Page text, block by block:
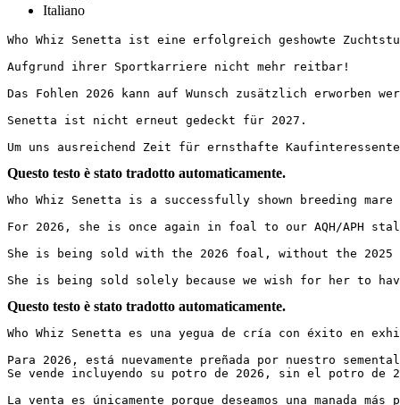
Italiano
Who Whiz Senetta ist eine erfolgreich geshowte
Aufgrund ihrer Sportkarriere nicht mehr reitbar!
Das Fohlen 2026 kann auf Wunsch zusätzlich erworben
Senetta ist nicht erneut gedeckt für 2027.
Um uns ausreichend Zeit für ernsthafte
Questo testo è stato tradotto automaticamente.
Who Whiz Senetta is a successfully shown breeding
For 2026, she is once again in foal to our AQH/APH
She is being sold with the 2026 foal, without the
She is being sold solely because we wish for her to
Questo testo è stato tradotto automaticamente.
Who Whiz Senetta es una yegua de cría con éxito en
Para 2026, está nuevamente preñada por nuestro semental
Se vende incluyendo su potro de 2026, sin el potro de
La venta es únicamente porque deseamos una manada